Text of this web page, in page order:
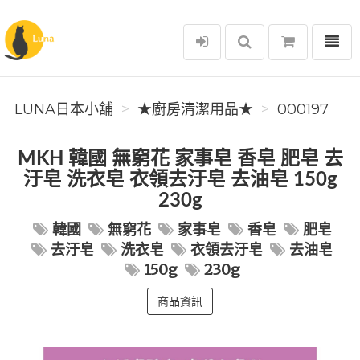
Luna日本小舖
選單
LUNA日本小舖 ★廚房清潔用品★ 000197
MKH 韓國 無窮花 家事皂 香皂 肥皂 去
汙皂 洗衣皂 衣領去汙皂 去油皂 150g
230g
韓國 無窮花 家事皂 香皂
肥皂
去汙皂
洗衣皂 衣領去汙皂
去油皂
150g
230g
商品資訊